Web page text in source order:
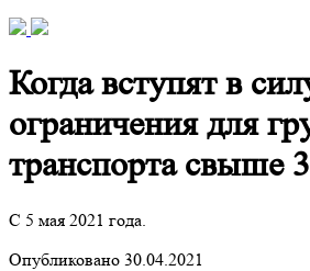
Когда вступят в
ограничения для
транспорта свыше
С 5 мая 2021 года.
Опубликовано 30.04.2021